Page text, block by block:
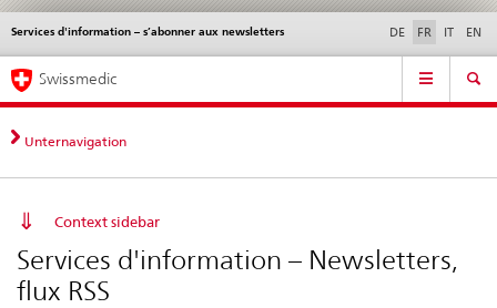
Navigation
directe:
actualités,
bases
contact
Actualités & Mises à
normes
Contact | Support &
aide
Services d'information – s’abonner aux newsletters DE FR IT EN
Service
Navigation
Swissmedic
Unternavigation
Context sidebar
Services d'information – Newsletters,
flux RSS